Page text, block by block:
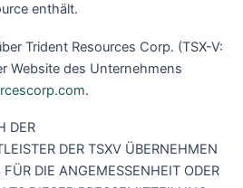
enthält.
Trident Resources Corp. (TSX-V:
Website des Unternehmens
.
DER
DER TSXV ÜBERNEHMEN
DIE ANGEMESSENHEIT ODER